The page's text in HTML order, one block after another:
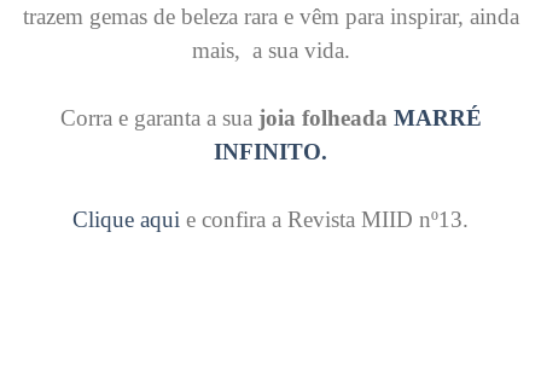
trazem gemas de beleza rara e vêm para inspirar, ainda
mais, a sua vida.
Corra e garanta a sua joia folheada MARRÉ
INFINITO.
Clique aqui e confira a Revista MIID nº13.